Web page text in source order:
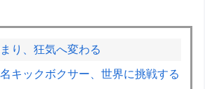
り、狂気へ変わる
名キックボクサー、世界に挑戦する